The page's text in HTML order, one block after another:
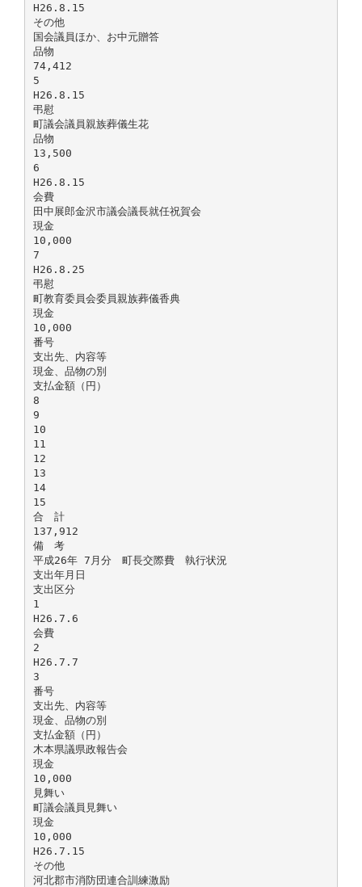
H26.8.15
その他
国会議員ほか、お中元贈答
品物
74,412
5
H26.8.15
弔慰
町議会議員親族葬儀生花
品物
13,500
6
H26.8.15
会費
田中展郎金沢市議会議長就任祝賀会
現金
10,000
7
H26.8.25
弔慰
町教育委員会委員親族葬儀香典
現金
10,000
番号
支出先、内容等
現金、品物の別
支払金額（円）
8
9
10
11
12
13
14
15
合 計
137,912
備 考
平成26年 7月分 町長交際費 執行状況
支出年月日
支出区分
1
H26.7.6
会費
2
H26.7.7
3
番号
支出先、内容等
現金、品物の別
支払金額（円）
木本県議県政報告会
現金
10,000
見舞い
町議会議員見舞い
現金
10,000
H26.7.15
その他
河北郡市消防団連合訓練激励